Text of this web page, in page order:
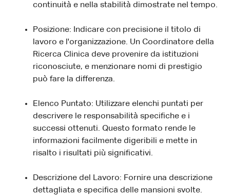
continuità e nella stabilità dimostrate nel tempo.
Posizione: Indicare con precisione il titolo di
lavoro e l'organizzazione. Un Coordinatore della
Ricerca Clinica deve provenire da istituzioni
riconosciute, e menzionare nomi di prestigio
può fare la differenza.
Elenco Puntato: Utilizzare elenchi puntati per
descrivere le responsabilità specifiche e i
successi ottenuti. Questo formato rende le
informazioni facilmente digeribili e mette in
risalto i risultati più significativi.
Descrizione del Lavoro: Fornire una descrizione
dettagliata e specifica delle mansioni svolte.